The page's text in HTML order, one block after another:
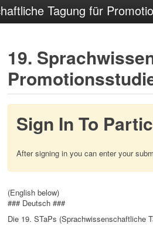
Tagung für
19.
Sign In To
After signing in you can enter your
(English below)
### Deutsch ###
Die 19. STaPs (Sprachwissenschaftliche